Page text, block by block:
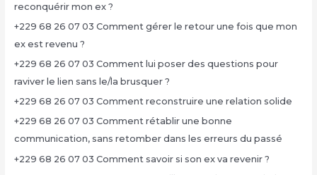
reconquérir mon ex ?
+229 68 26 07 03 Comment gérer le retour une fois que mon
ex est revenu ?
+229 68 26 07 03 Comment lui poser des questions pour
raviver le lien sans le/la brusquer ?
+229 68 26 07 03 Comment reconstruire une relation solide
+229 68 26 07 03 Comment rétablir une bonne
communication, sans retomber dans les erreurs du passé
+229 68 26 07 03 Comment savoir si son ex va revenir ?